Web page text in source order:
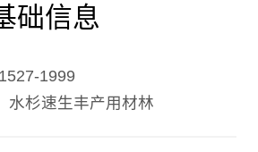
础信息
1999
水杉速生丰产用材林